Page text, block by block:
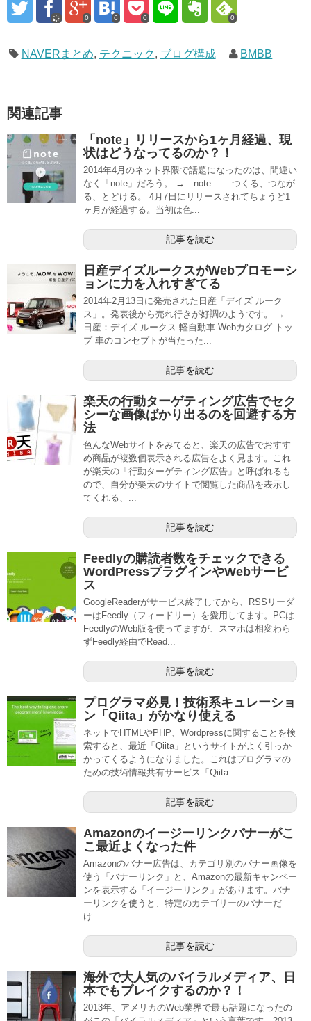
0 6 0 0
NAVERまとめ, テクニック , ブログ構成 BMBB
関連記事
「note」リリースから1ヶ月経過、現
状はどうなってるのか？！
2014年4月のネット界隈で話題になったのは、間違い
なく「note」だろう。 → note ――つくる、つなが
る、とどける。 4月7日にリリースされてちょうど1
ヶ月が経過する。当初は色...
記事を読む
日産デイズルークスがWebプロモーシ
ョンに力を入れすぎてる
2014年2月13日に発売された日産「デイズ ルーク
ス」。発表後から売れ行きが好調のようです。 →
日産：デイズ ルークス 軽自動車 Webカタログ トッ
プ 車のコンセプトが当たった...
記事を読む
楽天の行動ターゲティング広告でセク
シーな画像ばかり出るのを回避する方
法
色んなWebサイトをみてると、楽天の広告でおすす
め商品が複数個表示される広告をよく見ます。これ
が楽天の「行動ターゲティング広告」と呼ばれるも
ので、自分が楽天のサイトで閲覧した商品を表示し
てくれる、...
記事を読む
Feedlyの購読者数をチェックできる
WordPressプラグインやWebサービ
ス
GoogleReaderがサービス終了してから、RSSリーダ
ーはFeedly（フィードリー）を愛用してます。PCは
FeedlyのWeb版を使ってますが、スマホは相変わら
ずFeedly経由でRead...
記事を読む
プログラマ必見！技術系キュレーショ
ン「Qiita」がかなり使える
ネットでHTMLやPHP、Wordpressに関することを検
索すると、最近「Qiita」というサイトがよく引っか
かってくるようになりました。これはプログラマの
ための技術情報共有サービス「Qiita...
記事を読む
Amazonのイージーリンクバナーがこ
こ最近よくなった件
Amazonのバナー広告は、カテゴリ別のバナー画像を
使う「バナーリンク」と、Amazonの最新キャンペー
ンを表示する「イージーリンク」があります。バナ
ーリンクを使うと、特定のカテゴリーのバナーだ
け...
記事を読む
海外で大人気のバイラルメディア、日
本でもブレイクするのか？！
2013年、アメリカのWeb業界で最も話題になったの